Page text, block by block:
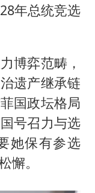
年总统竞选
博弈范畴，
遗产继承链
国政坛格局
号召力与选
她保有参选
懈。